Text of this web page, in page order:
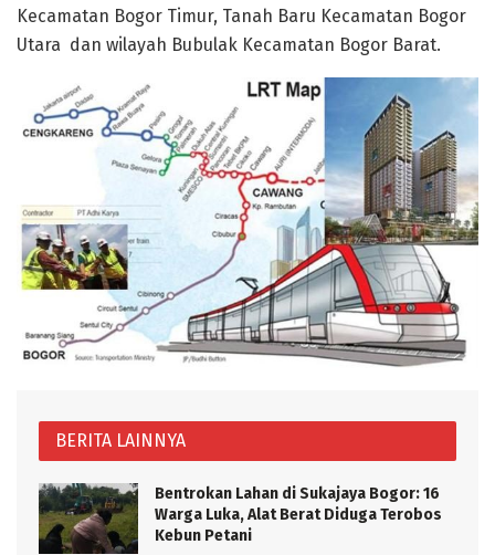
Kecamatan Bogor Timur, Tanah Baru Kecamatan Bogor
Utara dan wilayah Bubulak Kecamatan Bogor Barat.
BERITA LAINNYA
Bentrokan Lahan di Sukajaya Bogor: 16
Warga Luka, Alat Berat Diduga Terobos
Kebun Petani